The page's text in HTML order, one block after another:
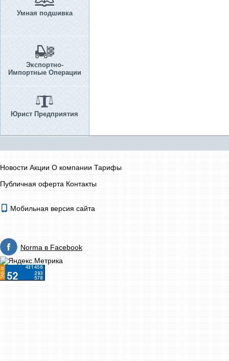
Умная подшивка
Экспортно-
Импортные Операции
Юрист Предприятия
Новости Акции О компании Тарифы
Публичная оферта Контакты
Мобильная версия сайта
Norma в Facebook